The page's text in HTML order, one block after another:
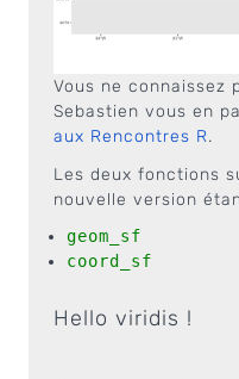
Vous ne connaissez
Sebastien vous en
aux Rencontres R.
Les deux fonctions
nouvelle version
geom_sf
coord_sf
Hello viridis !